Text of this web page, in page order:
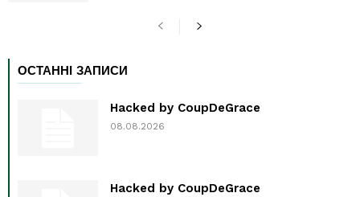
ОСТАННІ ЗАПИСИ
Hacked by CoupDeGrace
08.08.2026
Hacked by CoupDeGrace